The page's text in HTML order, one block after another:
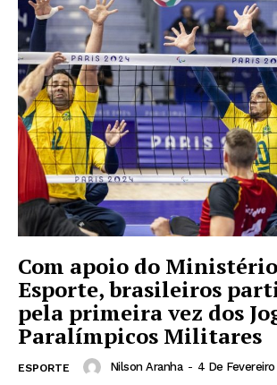
Com apoio do
Esporte, brasileiros
pela primeira vez dos
Paralímpicos Militares
ESPORTE Nilson Aranha - 4 De